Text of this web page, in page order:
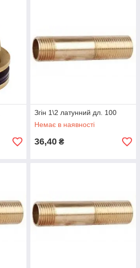
Згін 1\2 латунний дл. 100
Немає в наявності
36,40 ₴